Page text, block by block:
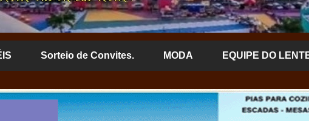
Sorteio de Convites. MODA EQUIPE DO